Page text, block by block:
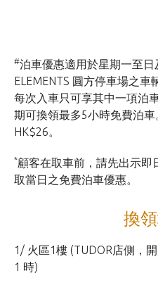
#泊車優惠適用於星期一至
ELEMENTS 圓方停車場之車
每次入車只可享其中一項泊
期可換領最多5小時免費泊
HK$26。
*顧客在取車前，請先出示即
取當日之免費泊車優惠。
換
1/ 火區1樓 (TUDOR店側，
1 時)